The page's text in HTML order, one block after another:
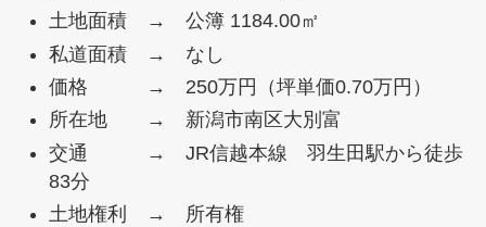
土地面積 → 公簿 1184.00㎡
私道面積 → なし
価格 → 250万円（坪単価0.70万円）
所在地 → 新潟市南区大別富
交通 → JR信越本線 羽生田駅から徒歩
83分
土地権利 → 所有権